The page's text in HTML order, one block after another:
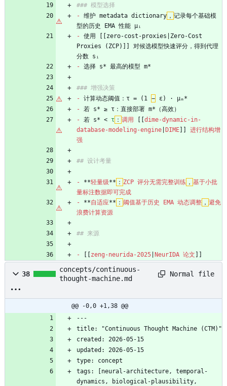
### 模型选择
- 维护 metadata dictionary ， 记录每个基础模
型的历史 EMA 性能 μᵢ
- 使用 [[zero-cost-proxies|Zero-Cost
Proxies (ZCP)]] 对候选模型快速评分，得到代理
分数 sᵢ
- 选择 s* 最高的模型 m*
### 增强决策
- 计算动态阈值：τ = (1 − ε) · μₘ*
- 若 s* ≥ τ：直接部署 m*（高效）
- 若 s* < τ ： 调用
dime-dynamic-in-
database-modeling-engine
DIME
进行结构增
强
## 设计考量
- **轻量级** ： ZCP 评分无需完整训练 ， 基于小批
量标注数据即可完成
-
**自适应** ： 阈值基于历史 EMA 动态调整 ， 避免
浪费计算资源
## 来源
- zeng-neurida-2025 NeurIDA 论文
38
concepts/continuous-
thought-machine.md
Normal file
@@ -0,0 +1,38 @@
---
title: "Continuous Thought Machine (CTM)"
created: 2026-05-15
updated: 2026-05-15
type: concept
tags: [neural-architecture, temporal-
dynamics, biological-plausibility,